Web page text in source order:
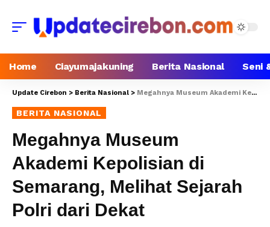
Home Ciayumajakuning Berita Nasional Seni
Update Cirebon > Berita Nasional > Megahnya Museum Akademi Kepolisian di Semarang, Melihat Sejarah Polri dari Dekat
BERITA NASIONAL
Megahnya Museum
Akademi Kepolisian di
Semarang, Melihat Sejarah
Polri dari Dekat